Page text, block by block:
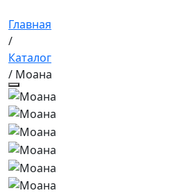
Главная
/
Каталог
/ Моана